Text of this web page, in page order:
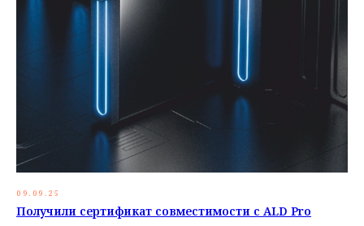
09.09.25
Получили сертификат совместимости с ALD Pro